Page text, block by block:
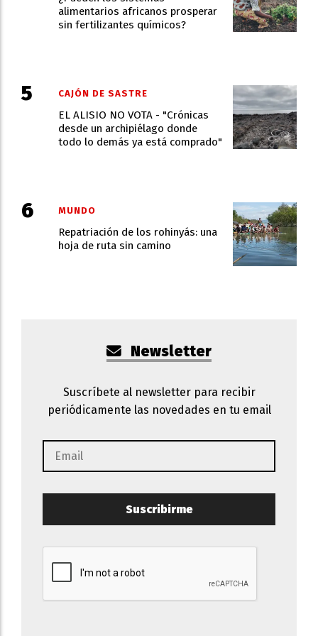
alimentarios africanos prosperar
sin fertilizantes químicos?
EL ALISIO NO VOTA - "Crónicas
desde un archipiélago donde
todo lo demás ya está comprado"
CAJÓN DE SASTRE
Repatriación de los rohinyás: una
hoja de ruta sin camino
MUNDO
Newsletter
Suscríbete al newsletter para recibir
periódicamente las novedades en tu email
Suscribirme